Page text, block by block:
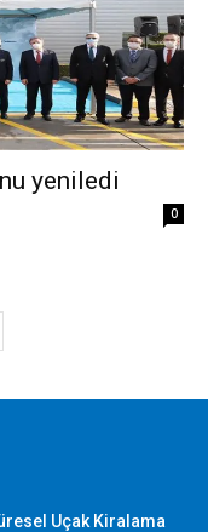
yeniledi
0
Uçak Kiralama